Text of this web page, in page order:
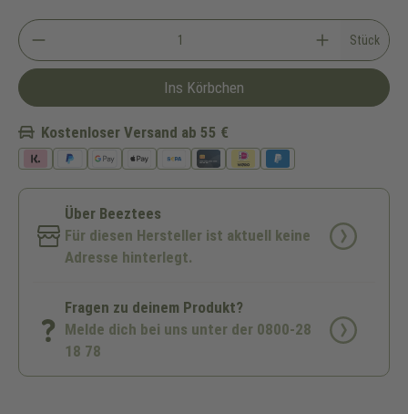
Stück
Ins Körbchen
Kostenloser Versand ab 55 €
Über Beeztees
Für diesen Hersteller ist aktuell keine
Adresse hinterlegt.
Fragen zu deinem Produkt?
Melde dich bei uns unter der 0800-28
18 78